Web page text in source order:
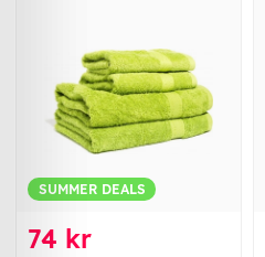
SUMMER DEALS
74 kr